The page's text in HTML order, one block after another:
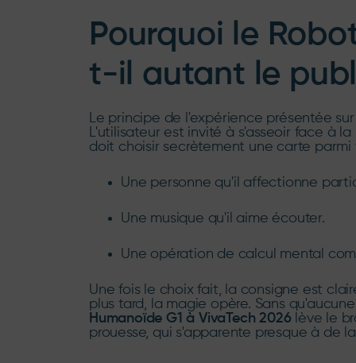
Pourquoi le
t-il autant le
Le principe de l'expérience présentée
L'utilisateur est invité à s'asseoir face à
doit choisir secrètement une carte
Une personne qu'il affectionne
Une musique qu'il aime écouter.
Une opération de calcul mental
Une fois le choix fait, la consigne est
plus tard, la magie opère. Sans
Humanoïde G1 à VivaTech 2026 lève le
prouesse, qui s'apparente presque à de